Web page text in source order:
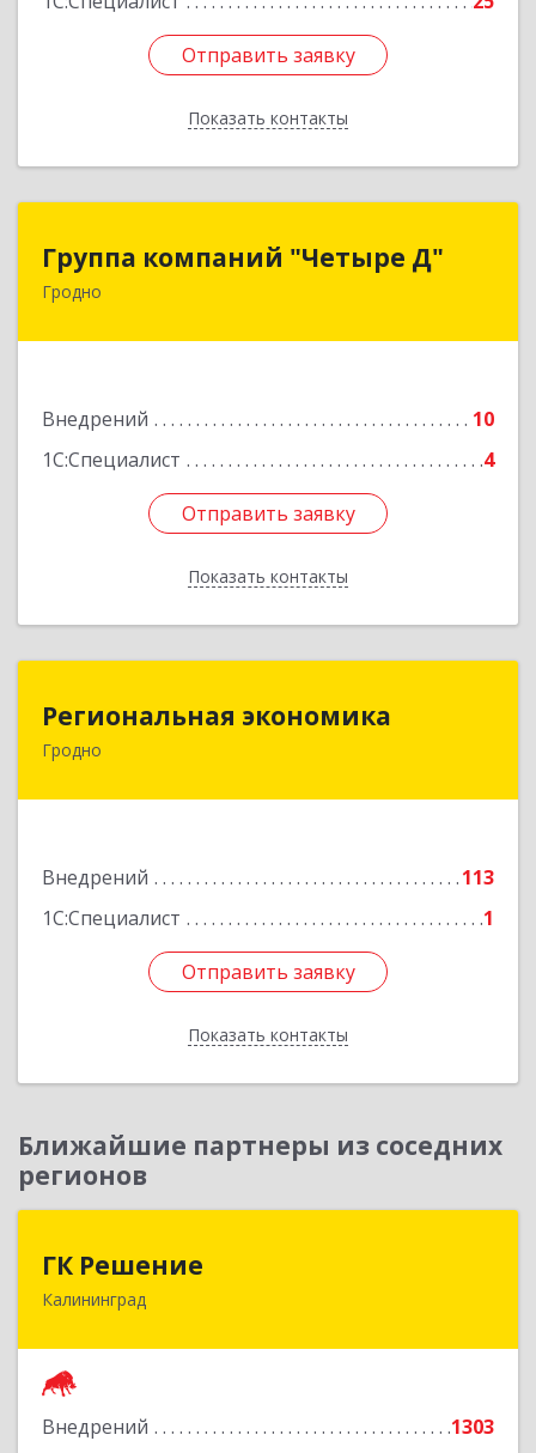
Отправить заявку
Показать контакты
Отправить заявку
Назад
Группа компаний "Четыре Д"
Гродно
Внедрений
10
1С:Специалист
4
Отправить заявку
Показать контакты
Группа компаний "Четыре Д"
230023, РБ, г. Гродно, ул. Тимирязева, д. 37, к.
Отправить заявку
Назад
Региональная экономика
Гродно
Внедрений
113
1С:Специалист
1
Отправить заявку
Показать контакты
БЕЛАРУСЬ , 230002, г.Гродно, ул.Богуцкого, д.5,
Отправить заявку
Назад
Ближайшие партнеры из соседних
регионов
ГК Решение
Калининград
Внедрений 1303
236038, Калининградская обл, Калининград г,